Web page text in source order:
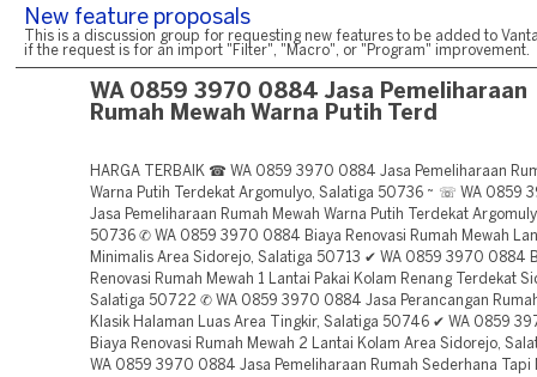
New feature proposals
This is a discussion group for requesting new features to be added to
if the request is for an import "Filter", "Macro", or "Program" improvement.
WA 0859 3970 0884 Jasa Pemeliharaan
Rumah Mewah Warna Putih Terd
HARGA TERBAIK ☎ WA 0859 3970 0884 Jasa Pemeliharaan
Warna Putih Terdekat Argomulyo, Salatiga 50736 ~ ☏ WA 0859
Jasa Pemeliharaan Rumah Mewah Warna Putih Terdekat
50736 ✆ WA 0859 3970 0884 Biaya Renovasi Rumah Mewah
Minimalis Area Sidorejo, Salatiga 50713 ✔ WA 0859 3970 0884
Renovasi Rumah Mewah 1 Lantai Pakai Kolam Renang Terdekat
Salatiga 50722 ✆ WA 0859 3970 0884 Jasa Perancangan
Klasik Halaman Luas Area Tingkir, Salatiga 50746 ✔ WA 0859
Biaya Renovasi Rumah Mewah 2 Lantai Kolam Area Sidorejo,
WA 0859 3970 0884 Jasa Pemeliharaan Rumah Sederhana Tapi